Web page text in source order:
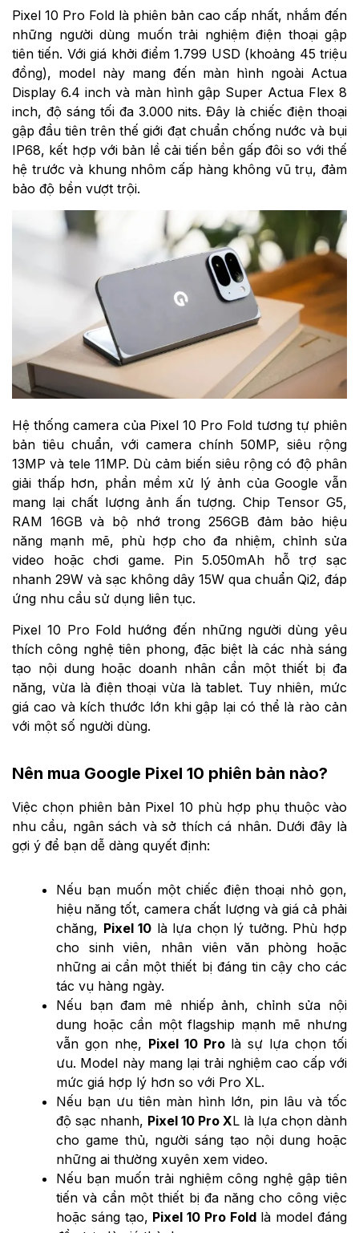
Pixel 10 Pro Fold là phiên bản cao cấp nhất, nhắm đến
những người dùng muốn trải nghiệm điện thoại gập
tiên tiến. Với giá khởi điểm 1.799 USD (khoảng 45 triệu
đồng), model này mang đến màn hình ngoài Actua
Display 6.4 inch và màn hình gập Super Actua Flex 8
inch, độ sáng tối đa 3.000 nits. Đây là chiếc điện thoại
gập đầu tiên trên thế giới đạt chuẩn chống nước và bụi
IP68, kết hợp với bản lề cải tiến bền gấp đôi so với thế
hệ trước và khung nhôm cấp hàng không vũ trụ, đảm
bảo độ bền vượt trội.
Hệ thống camera của Pixel 10 Pro Fold tương tự phiên
bản tiêu chuẩn, với camera chính 50MP, siêu rộng
13MP và tele 11MP. Dù cảm biến siêu rộng có độ phân
giải thấp hơn, phần mềm xử lý ảnh của Google vẫn
mang lại chất lượng ảnh ấn tượng. Chip Tensor G5,
RAM 16GB và bộ nhớ trong 256GB đảm bảo hiệu
năng mạnh mẽ, phù hợp cho đa nhiệm, chỉnh sửa
video hoặc chơi game. Pin 5.050mAh hỗ trợ sạc
nhanh 29W và sạc không dây 15W qua chuẩn Qi2, đáp
ứng nhu cầu sử dụng liên tục.
Pixel 10 Pro Fold hướng đến những người dùng yêu
thích công nghệ tiên phong, đặc biệt là các nhà sáng
tạo nội dung hoặc doanh nhân cần một thiết bị đa
năng, vừa là điện thoại vừa là tablet. Tuy nhiên, mức
giá cao và kích thước lớn khi gập lại có thể là rào cản
với một số người dùng.
Nên mua Google Pixel 10 phiên bản nào?
Việc chọn phiên bản Pixel 10 phù hợp phụ thuộc vào
nhu cầu, ngân sách và sở thích cá nhân. Dưới đây là
gợi ý để bạn dễ dàng quyết định:
Nếu bạn muốn một chiếc điện thoại nhỏ gọn,
hiệu năng tốt, camera chất lượng và giá cả phải
chăng, Pixel 10 là lựa chọn lý tưởng. Phù hợp
cho sinh viên, nhân viên văn phòng hoặc
những ai cần một thiết bị đáng tin cậy cho các
tác vụ hàng ngày.
Nếu bạn đam mê nhiếp ảnh, chỉnh sửa nội
dung hoặc cần một flagship mạnh mẽ nhưng
vẫn gọn nhẹ, Pixel 10 Prolà sự lựa chọn tối
ưu. Model này mang lại trải nghiệm cao cấp với
mức giá hợp lý hơn so với Pro XL.
Nếu bạn ưu tiên màn hình lớn, pin lâu và tốc
độ sạc nhanh, Pixel 10 Pro XL là lựa chọn dành
cho game thủ, người sáng tạo nội dung hoặc
những ai thường xuyên xem video.
Nếu bạn muốn trải nghiệm công nghệ gập tiên
tiến và cần một thiết bị đa năng cho công việc
hoặc sáng tạo, Pixel 10 Pro Foldlà model đáng